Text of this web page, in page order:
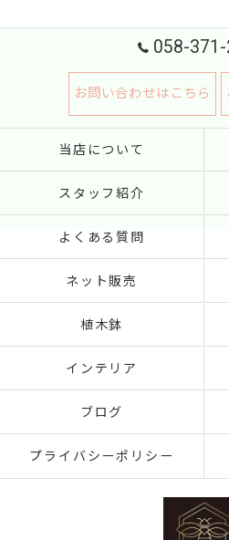
058-
お問い合わせはこちら
当店について
スタッフ紹介
よくある質問
ネット販売
植木鉢
インテリア
ブログ
プライバシーポリシー